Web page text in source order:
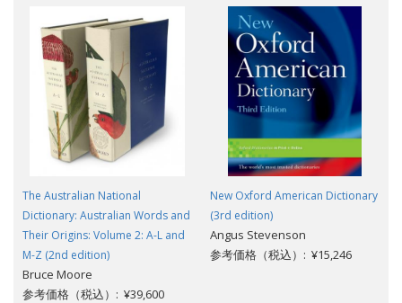
The Australian National
Dictionary: Australian Words and
Their Origins: Volume 2: A-L and
M-Z (2nd edition)
Bruce Moore
参考価格（税込）: ¥39,600
New Oxford American Dictionary
(3rd edition)
Angus Stevenson
参考価格（税込）: ¥15,246